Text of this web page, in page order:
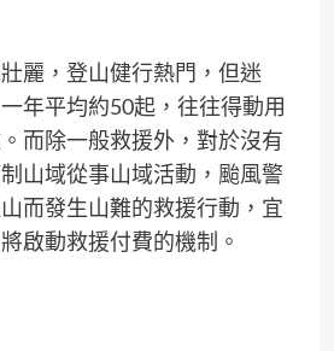
麗，登山健行熱門，但迷
年平均約50起，往往得動用
而除一般救援外，對於沒有
山域從事山域活動，颱風警
而發生山難的救援行動，宜
啟動救援付費的機制。